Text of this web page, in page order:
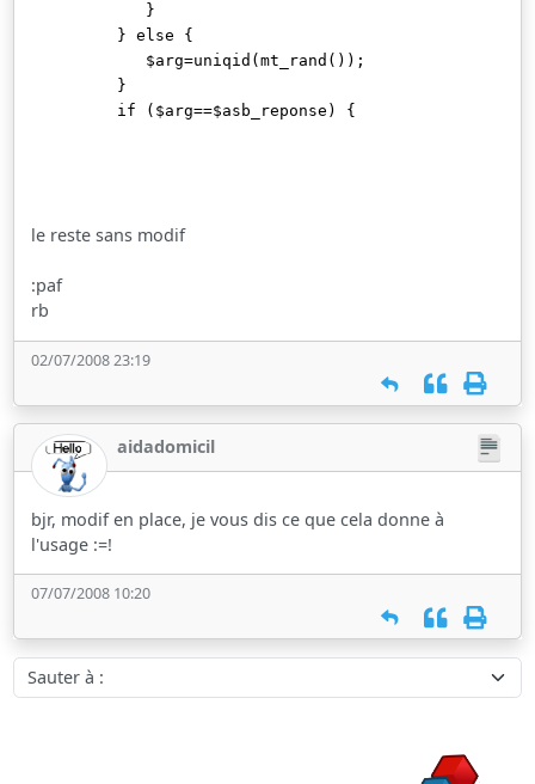
}
} else {
$arg=uniqid(mt_rand());
}
if ($arg==$asb_reponse) {
le reste sans modif
:paf
rb
02/07/2008 23:19
aidadomicil
bjr, modif en place, je vous dis ce que cela donne à
l'usage :=!
07/07/2008 10:20
Sauter à :